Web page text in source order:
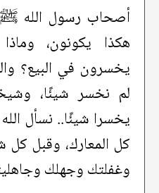
أصحاب رسول الله
هكذا يكونون،
يخسرون في البيع؟
لم نخسر شيئًا،
يخسرا شيئًا.. نسأل
كل المعارك، وقبل
وغفلتك وجهلك